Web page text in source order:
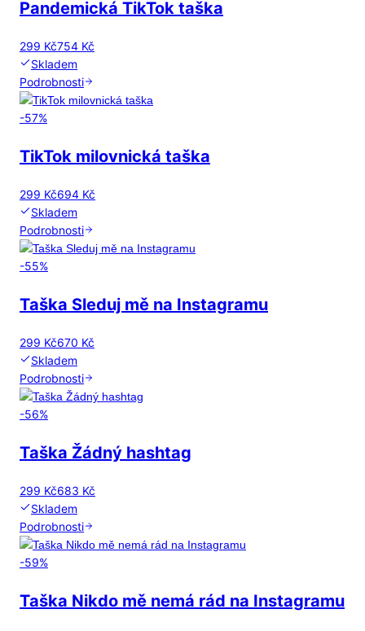
Pandemická TikTok taška
299 Kč754 Kč
Skladem
Podrobnosti
-57%
TikTok milovnická taška
299 Kč694 Kč
Skladem
Podrobnosti
-55%
Taška Sleduj mě na Instagramu
299 Kč670 Kč
Skladem
Podrobnosti
-56%
Taška Žádný hashtag
299 Kč683 Kč
Skladem
Podrobnosti
-59%
Taška Nikdo mě nemá rád na Instagramu